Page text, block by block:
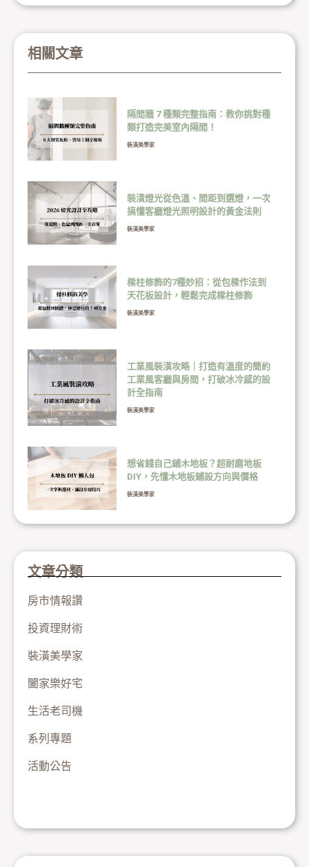
相關文章
隔間牆 7 種類完整指南：教你挑對種
類打造完美室內隔間！
裝潢美學家
裝潢燈光從色溫、間距到選燈，一次
搞懂客廳燈光照明設計的黃金法則
裝潢美學家
樑柱修飾的7種妙招：從包樑作法到
天花板設計，輕鬆完成樑柱修飾
裝潢美學家
工業風裝潢攻略｜打造有溫度的簡約
工業風客廳與房間，打破冰冷感的設
計全指南
裝潢美學家
想省錢自己鋪木地板？超耐磨地板
DIY，先懂木地板鋪設方向與價格
裝潢美學家
文章分類
房市情報讚
投資理財術
裝潢美學家
闔家樂好宅
生活老司機
系列專題
活動公告